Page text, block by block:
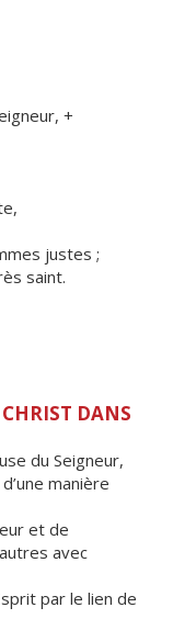
+
justes ;
saint.
DANS
du Seigneur,
manière
et de
avec
par le lien de